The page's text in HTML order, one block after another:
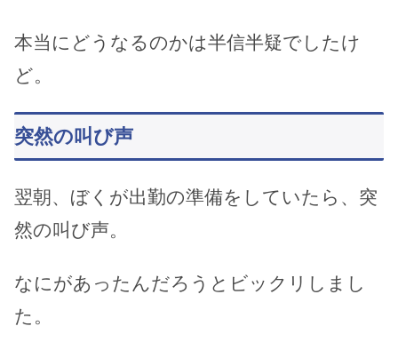
本当にどうなるのかは半信半疑でしたけ
ど。
突然の叫び声
翌朝、ぼくが出勤の準備をしていたら、突
然の叫び声。
なにがあったんだろうとビックリしまし
た。